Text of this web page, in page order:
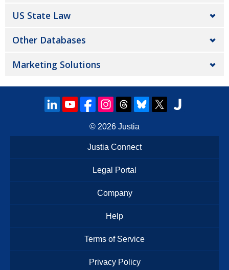
US State Law
Other Databases
Marketing Solutions
© 2026 Justia
Justia Connect
Legal Portal
Company
Help
Terms of Service
Privacy Policy